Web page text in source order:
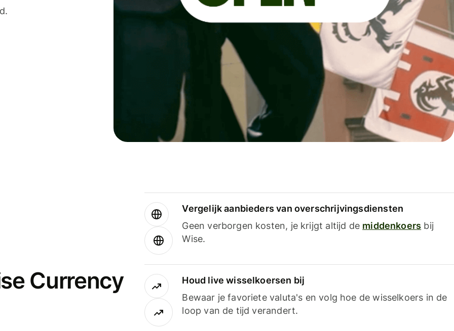
Currency
Vergelijk aanbieders van overschrijvingsdiensten
Geen verborgen kosten, je krijgt altijd de middenkoers bij
Wise.
Houd live wisselkoersen bij
Bewaar je favoriete valuta's en volg hoe de wisselkoers in de
loop van de tijd verandert.